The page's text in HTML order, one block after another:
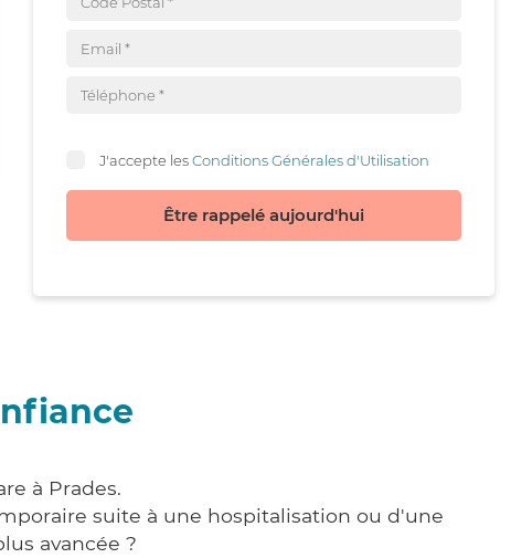
J'accepte lesConditions Générales d'Utilisation
Être rappelé aujourd'hui
à Prades.
suite à une hospitalisation ou d'une
avancée ?